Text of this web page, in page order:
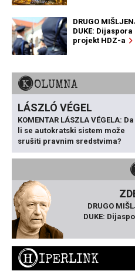
DRUGO
DUKE:
projekt HDZ-a
KOLUMNA
LÁSZLÓ VÉGEL
KOMENTAR LÁSZLA VÉGELA: Da
li se autokratski sistem može
srušiti pravnim sredstvima?
DRUGO
DUKE:
HIPERLINK